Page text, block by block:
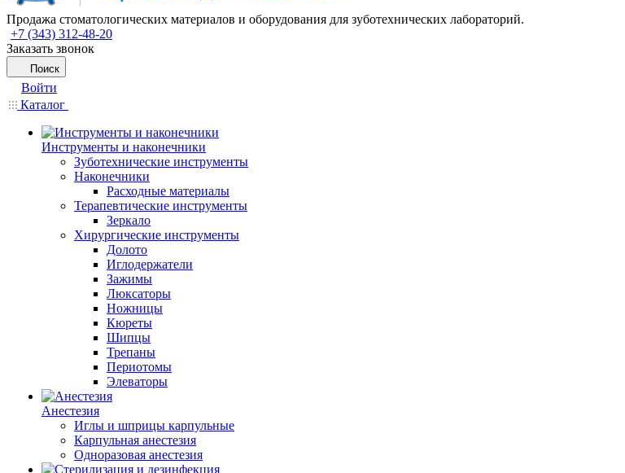
Продажа стоматологических материалов и оборудования для зуботехнических лабораторий.
+7 (343) 312-48-20
Заказать звонок
Поиск
Войти
Каталог
Инструменты и наконечники
Зуботехнические инструменты
Наконечники
Расходные материалы
Терапевтические инструменты
Зеркало
Хирургические инструменты
Долото
Иглодержатели
Зажимы
Люксаторы
Ножницы
Кюреты
Шипцы
Трепаны
Периотомы
Элеваторы
Анестезия
Иглы и шприцы карпульные
Карпульная анестезия
Одноразовая анестезия